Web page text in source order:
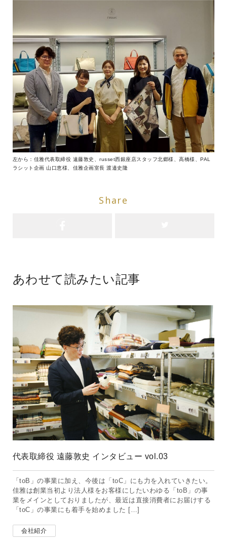
左から：佳雅代表取締役 遠藤敦史、russet西銀座店スタッフ北郷様、高橋様、PAL
ラシット企画 山口恵様、佳雅企画室長 渡邉史隆
Share
あわせて読みたい記事
代表取締役 遠藤敦史 インタビュー vol.03
「toB」の事業に加え、今後は「toC」にも力を入れていきたい。
佳雅は創業当初より法人様をお客様にしたいわゆる「toB」の事
業をメインとしておりましたが、最近は直接消費者にお届けする
「toC」の事業にも着手を始めました […]
会社紹介